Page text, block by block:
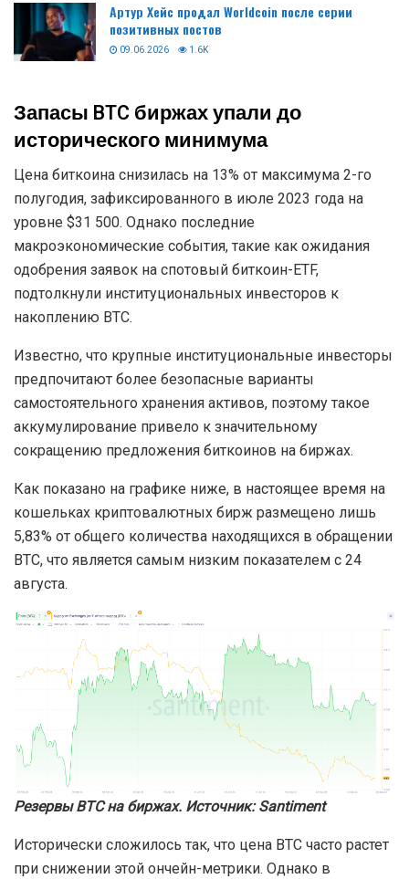
Артур Хейс продал Worldcoin после серии
позитивных постов
09.06.2026 1.6K
Запасы BTC биржах упали до
исторического минимума
Цена биткоина снизилась на 13% от максимума 2-го
полугодия, зафиксированного в июле 2023 года на
уровне $31 500. Однако последние
макроэкономические события, такие как ожидания
одобрения заявок на спотовый биткоин-ETF,
подтолкнули институциональных инвесторов к
накоплению BTC.
Известно, что крупные институциональные инвесторы
предпочитают более безопасные варианты
самостоятельного хранения активов, поэтому такое
аккумулирование привело к значительному
сокращению предложения биткоинов на биржах.
Как показано на графике ниже, в настоящее время на
кошельках криптовалютных бирж размещено лишь
5,83% от общего количества находящихся в обращении
BTC, что является самым низким показателем с 24
августа.
Резервы BTC на биржах. Источник: Santiment
Исторически сложилось так, что цена BTC часто растет
при снижении этой ончейн-метрики. Однако в